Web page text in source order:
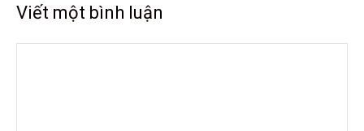
Viết một bình luận